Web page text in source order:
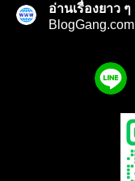
อ่านเรื่องยาว ๆ
BlogGang.com